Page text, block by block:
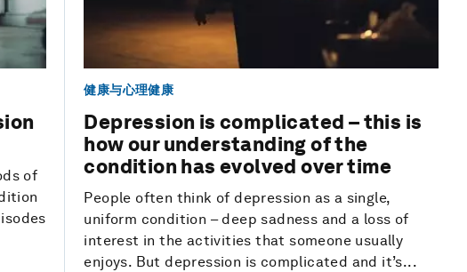
of
健康与心理健康
Depression is complicated – this is
how our understanding of the
condition has evolved over time
People often think of depression as a single,
uniform condition – deep sadness and a loss of
interest in the activities that someone usually
enjoys. But depression is complicated and it’s...